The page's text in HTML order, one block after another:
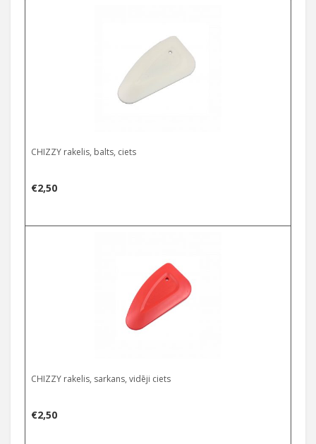
CHIZZY rakelis, balts, ciets
€2,50
CHIZZY rakelis, sarkans, vidēji ciets
€2,50